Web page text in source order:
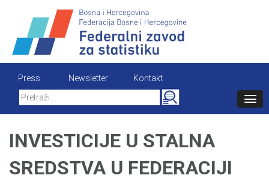
content
Press Newsletter
Kontakt
Search
for:
INVESTICIJE U STALNA
SREDSTVA U FEDERACIJI